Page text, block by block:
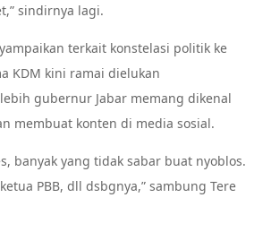
sindirnya lagi.
terkait konstelasi politik ke
KDM kini ramai dielukan
gubernur Jabar memang dikenal
membuat konten di media sosial.
banyak yang tidak sabar buat nyoblos.
PBB, dll dsbgnya,” sambung Tere